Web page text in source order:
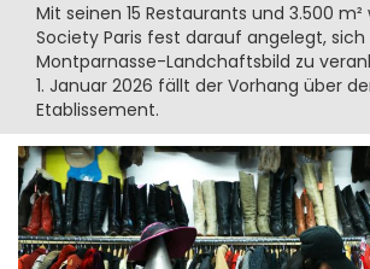
Mit seinen 15 Restaurants und 3.500 m²
Society Paris fest darauf angelegt,
Montparnasse-Landchaftsbild zu
1. Januar 2026 fällt der Vorhang über
Etablissement.